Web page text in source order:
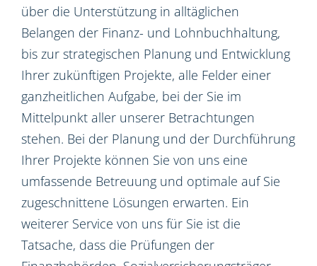
über die Unterstützung in alltäglichen
Belangen der Finanz- und Lohnbuchhaltung,
bis zur strategischen Planung und Entwicklung
Ihrer zukünftigen Projekte, alle Felder einer
ganzheitlichen Aufgabe, bei der Sie im
Mittelpunkt aller unserer Betrachtungen
stehen. Bei der Planung und der Durchführung
Ihrer Projekte können Sie von uns eine
umfassende Betreuung und optimale auf Sie
zugeschnittene Lösungen erwarten. Ein
weiterer Service von uns für Sie ist die
Tatsache, dass die Prüfungen der